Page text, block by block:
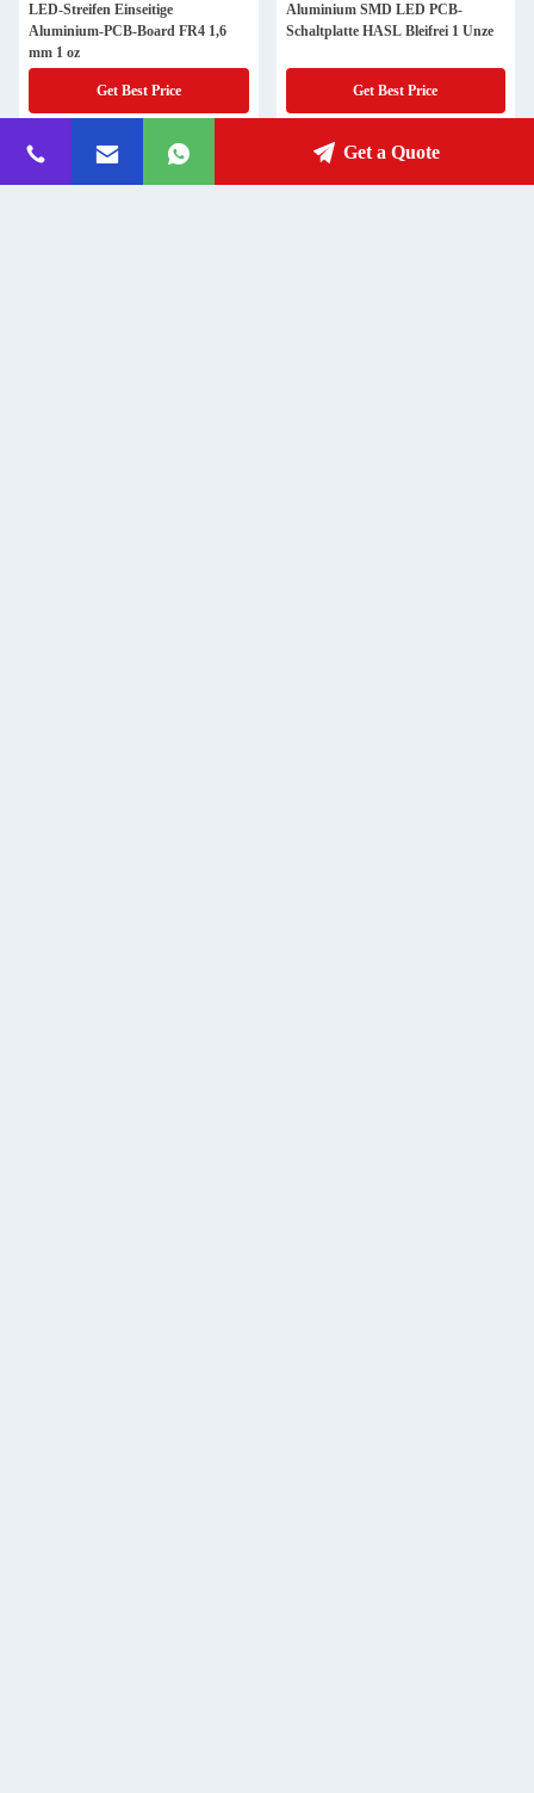
LED-Streifen Einseitige
Aluminium-PCB-Board FR4 1,6
mm 1 oz
Get Best Price
Aluminium SMD LED PCB-
Schaltplatte HASL Bleifrei 1 Unze
Get Best Price
Get a Quote